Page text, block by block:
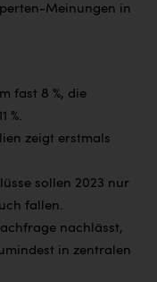
Meinungen in
fast 8 %, die
%.
zeigt erstmals
sollen 2023 nur
fallen.
nachlässt,
in zentralen